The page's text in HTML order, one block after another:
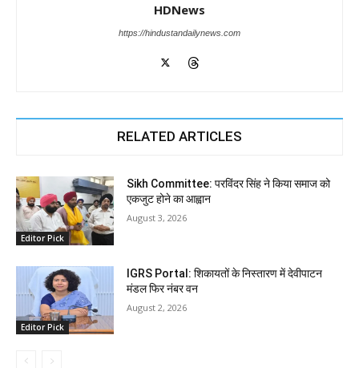
HDNews
https://hindustandailynews.com
RELATED ARTICLES
Editor Pick
Sikh Committee: परविंदर सिंह ने किया समाज को
एकजुट होने का आह्वान
August 3, 2026
Editor Pick
IGRS Portal: शिकायतों के निस्तारण में देवीपाटन
मंडल फिर नंबर वन
August 2, 2026